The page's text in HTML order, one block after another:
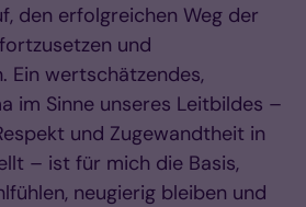
den erfolgreichen Weg der
und
Ein wertschätzendes,
im Sinne unseres Leitbildes –
und Zugewandtheit in
– ist für mich die Basis,
neugierig bleiben und